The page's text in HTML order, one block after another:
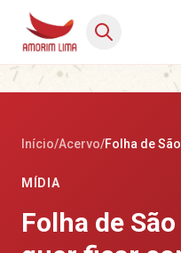
Início/Acervo/
MÍDIA
Folha de